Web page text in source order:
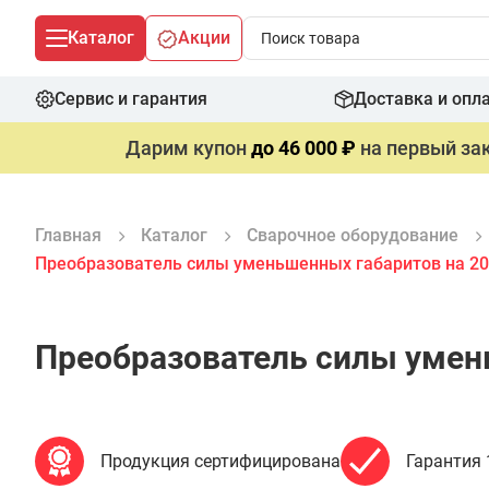
Каталог Акции
Сервис и гарантия Доставка и
Дарим купондо 46 000 ₽ на первый
Главная Каталог Сварочное оборудование
Преобразователь силы уменьшенных габаритов на
Преобразователь силы
Продукция сертифицирована Гарантия